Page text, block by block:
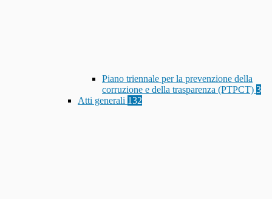
Piano triennale per la prevenzione della
corruzione e della trasparenza (PTPCT) 3
Atti generali 132